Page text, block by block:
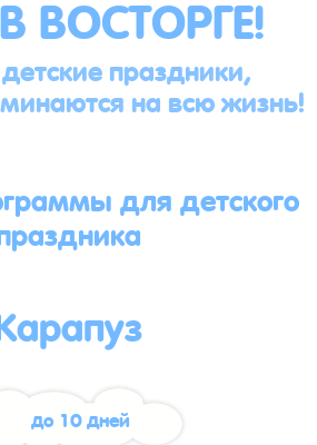
праздники,
на всю жизнь!
для детского
до 10 дней